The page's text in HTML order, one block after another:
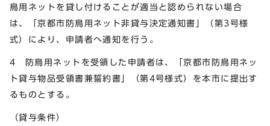
鳥用ネットを貸し付けることが適当と認められない場合
は、「京都市防鳥用ネット非貸与決定通知書」（第3号様
式）により、申請者へ通知を行う。
4 防鳥用ネットを受領した申請者は、「京都市防鳥用ネッ
ト貸与物品受領書兼誓約書」（第4号様式）を本市に提出す
るものとする。
（貸与条件）